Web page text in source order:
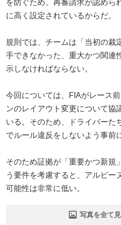
を防ぐため、再審請求が認めら
に高く設定されているからだ。
規則では、チームは「当初の裁
手できなかった、重大かつ関連
示しなければならない。
今回については、FIAがレース
ンのレイアウト変更について協
いる。そのため、ドライバーた
でルール違反をしないよう事前
そのため証拠が「重要かつ新規
う要件を考慮すると、アルピー
可能性は非常に低い。
写真を全て見